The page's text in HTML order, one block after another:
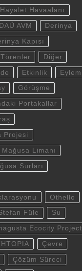
Havaalanı
DAÜ AVM Derinya
Kapısı
Diğer
Etkinlik Eylem
Görüşme
Portakallar
Projesi
Mağusa Limanı
Surları
Othello
Füle Su
Ecocity Project
Çevre
Çözüm Süreci